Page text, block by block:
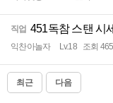
직업 451독참 스탠 시
익찬아놀자 Lv.18 조회 465
최근 다음